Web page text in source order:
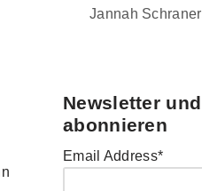
Jannah
Newsletter
abonnieren
Email Address*